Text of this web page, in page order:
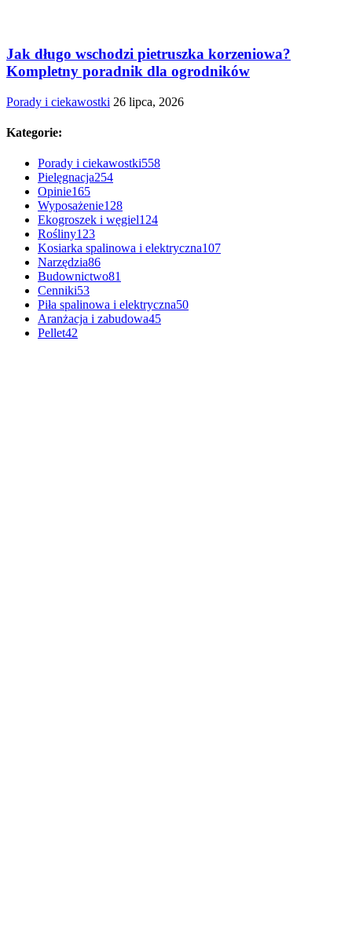
Jak długo wschodzi pietruszka korzeniowa?
Kompletny poradnik dla ogrodników
Porady i ciekawostki 26 lipca, 2026
Kategorie:
Porady i ciekawostki558
Pielęgnacja254
Opinie165
Wyposażenie128
Ekogroszek i węgiel124
Rośliny123
Kosiarka spalinowa i elektryczna107
Narzędzia86
Budownictwo81
Cenniki53
Piła spalinowa i elektryczna50
Aranżacja i zabudowa45
Pellet42